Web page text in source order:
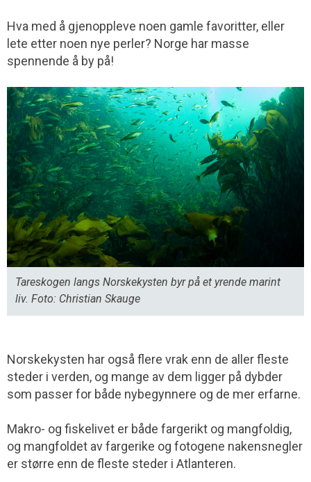
Hva med å gjenoppleve noen gamle favoritter, eller
lete etter noen nye perler? Norge har masse
spennende å by på!
Tareskogen langs Norskekysten byr på et yrende marint
liv. Foto: Christian Skauge
Norskekysten har også flere vrak enn de aller fleste
steder i verden, og mange av dem ligger på dybder
som passer for både nybegynnere og de mer erfarne.
Makro- og fiskelivet er både fargerikt og mangfoldig,
og mangfoldet av fargerike og fotogene nakensnegler
er større enn de fleste steder i Atlanteren.